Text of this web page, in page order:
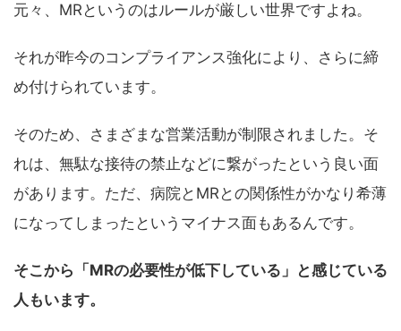
元々、MRというのはルールが厳しい世界ですよね。
それが昨今のコンプライアンス強化により、さらに締
め付けられています。
そのため、さまざまな営業活動が制限されました。そ
れは、無駄な接待の禁止などに繋がったという良い面
があります。ただ、病院とMRとの関係性がかなり希薄
になってしまったというマイナス面もあるんです。
そこから「MRの必要性が低下している」と感じている
人もいます。